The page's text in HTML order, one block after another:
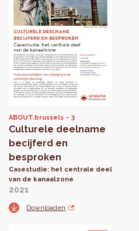
ABOUT.brussels 3
Culturele deelname
becijferd en
besproken
Casestudie: het centrale deel
van de kanaalzone
2021
Downloaden